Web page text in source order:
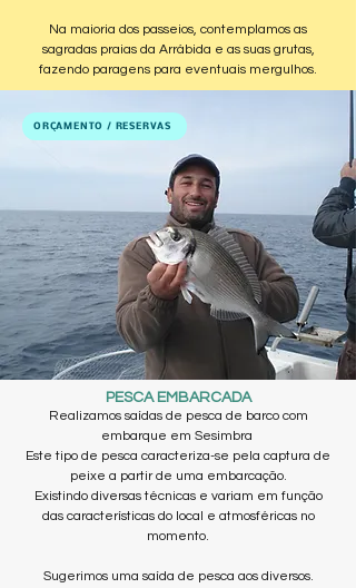
​Na maioria dos passeios, contemplamos as
sagradas praias da Arrábida e as suas grutas,
fazendo paragens para eventuais mergulhos.
ORÇAMENTO / RESERVAS
PESCA EMBARCADA
Realizamos saídas de pesca de barco com
embarque em Sesimbra
Este tipo de pesca caracteriza-se pela captura de
peixe a partir de uma embarcação.
Existindo diversas técnicas e variam em função
das características do local e atmosféricas no
momento.
Sugerimos uma saída de pesca aos diversos.